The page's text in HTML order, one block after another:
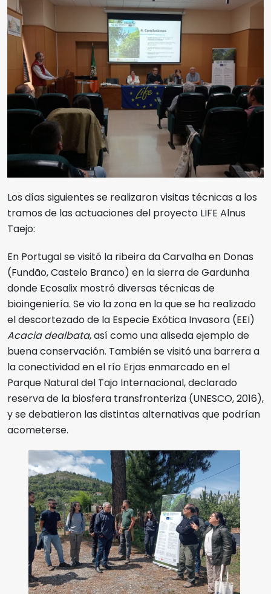
Los días siguientes se realizaron visitas técnicas a los
tramos de las actuaciones del proyecto LIFE Alnus
Taejo:
En Portugal se visitó la ribeira da Carvalha en Donas
(Fundão, Castelo Branco) en la sierra de Gardunha
donde Ecosalix mostró diversas técnicas de
bioingeniería. Se vio la zona en la que se ha realizado
el descortezado de la Especie Exótica Invasora (EEI)
Acacia dealbata, así como una aliseda ejemplo de
buena conservación. También se visitó una barrera a
la conectividad en el río Erjas enmarcado en el
Parque Natural del Tajo Internacional, declarado
reserva de la biosfera transfronteriza (UNESCO, 2016),
y se debatieron las distintas alternativas que podrían
acometerse.